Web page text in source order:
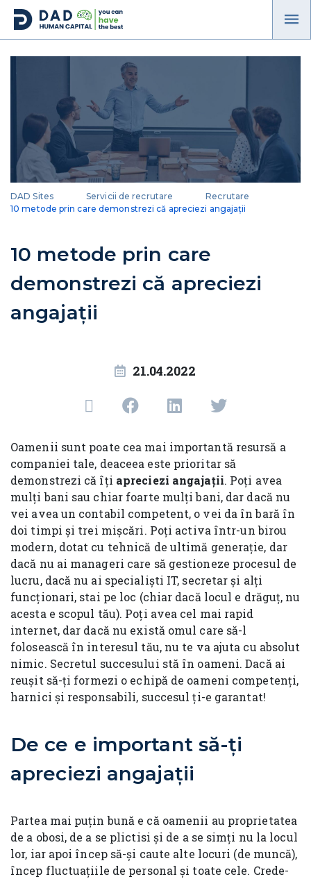
DAD Sites Servicii de recrutare
Recrutare
10 metode prin care demonstrezi că apreciezi angajații
10 metode prin care
demonstrezi că apreciezi
angajații
21.04.2022
Oamenii sunt poate cea mai importantă resursă a
companiei tale, deaceea este prioritar să
demonstrezi că îți apreciezi angajații. Poți avea
mulți bani sau chiar foarte mulți bani, dar dacă nu
vei avea un contabil competent, o vei da în bară în
doi timpi și trei mișcări. Poți activa într-un birou
modern, dotat cu tehnică de ultimă generație, dar
dacă nu ai manageri care să gestioneze procesul de
lucru, dacă nu ai specialiști IT, secretar și alți
funcționari, stai pe loc (chiar dacă locul e drăguț, nu
acesta e scopul tău). Poți avea cel mai rapid
internet, dar dacă nu există omul care să-l
folosească în interesul tău, nu te va ajuta cu absolut
nimic. Secretul succesului stă în oameni. Dacă ai
reușit să-ți formezi o echipă de oameni competenți,
harnici și responsabili, succesul ți-e garantat!
De ce e important să-ți
apreciezi angajații
Partea mai puțin bună e că oamenii au proprietatea
de a obosi, de a se plictisi și de a se simți nu la locul
lor, iar apoi încep să-și caute alte locuri (de muncă),
încep fluctuațiile de personal și toate cele. Crede-